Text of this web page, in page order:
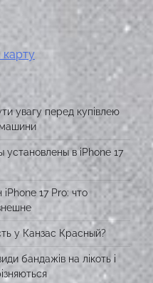
увагу перед купівлею
установлены в iPhone 17
iPhone 17 Pro: что
у Канзас Красный?
бандажів на лікоть і